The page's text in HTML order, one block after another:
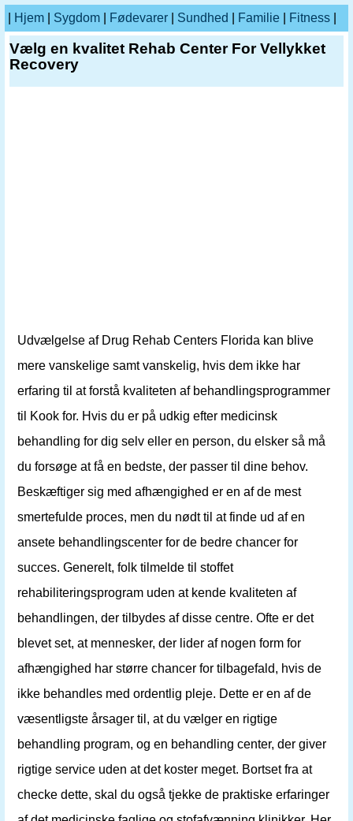
Hjem Sygdom Fødevarer Sundhed Familie Fitness
Vælg en kvalitet Rehab Center For Vellykket
Recovery
Udvælgelse af Drug Rehab Centers Florida kan blive
mere vanskelige samt vanskelig, hvis dem ikke har
erfaring til at forstå kvaliteten af ​​behandlingsprogrammer
til Kook for. Hvis du er på udkig efter medicinsk
behandling for dig selv eller en person, du elsker så må
du forsøge at få en bedste, der passer til dine behov.
Beskæftiger sig med afhængighed er en af ​​de mest
smertefulde proces, men du nødt til at finde ud af en
ansete behandlingscenter for de bedre chancer for
succes. Generelt, folk tilmelde til stoffet
rehabiliteringsprogram uden at kende kvaliteten af ​​
behandlingen, der tilbydes af disse centre. Ofte er det
blevet set, at mennesker, der lider af nogen form for
afhængighed har større chancer for tilbagefald, hvis de
ikke behandles med ordentlig pleje. Dette er en af ​​de
væsentligste årsager til, at du vælger en rigtige
behandling program, og en behandling center, der giver
rigtige service uden at det koster meget. Bortset fra at
checke dette, skal du også tjekke de praktiske erfaringer